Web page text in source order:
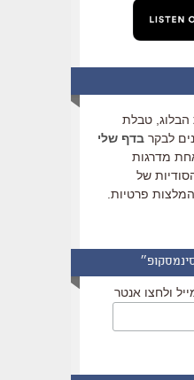
הבלוג, טבלת
לבקר בדף שלי
מדרגות
של
פרטיות.
ולחצו אנטר